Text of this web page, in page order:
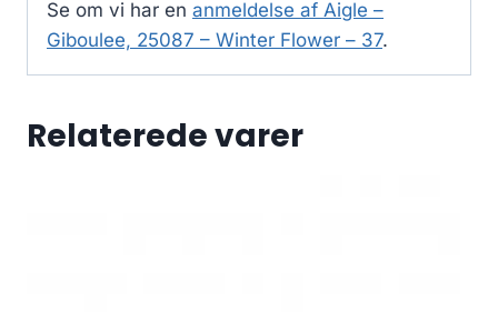
Se om vi har en anmeldelse af Aigle –
Giboulee, 25087 – Winter Flower – 37.
Relaterede varer